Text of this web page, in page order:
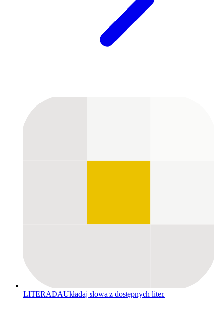
LITERADAUkładaj słowa z dostępnych liter.